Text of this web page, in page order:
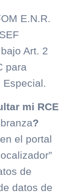
E.N.R.
Art. 2
para
Especial.
mi RCE
?
el portal
de
datos de